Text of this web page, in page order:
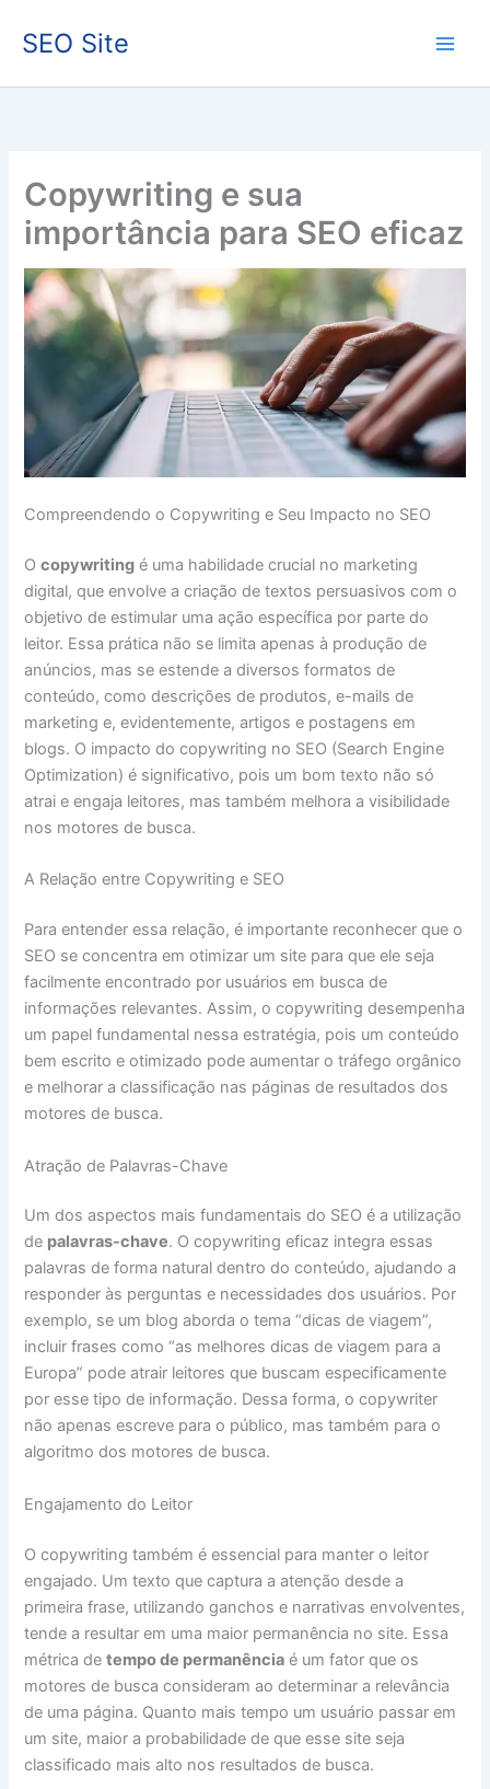
para
conteúdo
SEO Site
Copywriting e sua
importância para SEO eficaz
Compreendendo o Copywriting e Seu Impacto no SEO
Ocopywriting é uma habilidade crucial no marketing
digital, que envolve a criação de textos persuasivos com o
objetivo de estimular uma ação específica por parte do
leitor. Essa prática não se limita apenas à produção de
anúncios, mas se estende a diversos formatos de
conteúdo, como descrições de produtos, e-mails de
marketing e, evidentemente, artigos e postagens em
blogs. O impacto do copywriting no SEO (Search Engine
Optimization) é significativo, pois um bom texto não só
atrai e engaja leitores, mas também melhora a visibilidade
nos motores de busca.
A Relação entre Copywriting e SEO
Para entender essa relação, é importante reconhecer que o
SEO se concentra em otimizar um site para que ele seja
facilmente encontrado por usuários em busca de
informações relevantes. Assim, o copywriting desempenha
um papel fundamental nessa estratégia, pois um conteúdo
bem escrito e otimizado pode aumentar o tráfego orgânico
e melhorar a classificação nas páginas de resultados dos
motores de busca.
Atração de Palavras-Chave
Um dos aspectos mais fundamentais do SEO é a utilização
de palavras-chave. O copywriting eficaz integra essas
palavras de forma natural dentro do conteúdo, ajudando a
responder às perguntas e necessidades dos usuários. Por
exemplo, se um blog aborda o tema “dicas de viagem”,
incluir frases como “as melhores dicas de viagem para a
Europa” pode atrair leitores que buscam especificamente
por esse tipo de informação. Dessa forma, o copywriter
não apenas escreve para o público, mas também para o
algoritmo dos motores de busca.
Engajamento do Leitor
O copywriting também é essencial para manter o leitor
engajado. Um texto que captura a atenção desde a
primeira frase, utilizando ganchos e narrativas envolventes,
tende a resultar em uma maior permanência no site. Essa
métrica detempo de permanência é um fator que os
motores de busca consideram ao determinar a relevância
de uma página. Quanto mais tempo um usuário passar em
um site, maior a probabilidade de que esse site seja
classificado mais alto nos resultados de busca.